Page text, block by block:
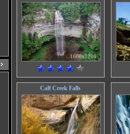
1600x1200
Calf Creek Falls